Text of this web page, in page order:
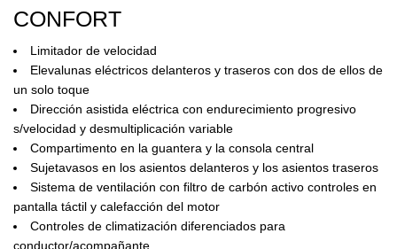
CONFORT
Limitador de velocidad
Elevalunas eléctricos delanteros y traseros con dos de ellos de
un solo toque
Dirección asistida eléctrica con endurecimiento progresivo
s/velocidad y desmultiplicación variable
Compartimento en la guantera y la consola central
Sujetavasos en los asientos delanteros y los asientos traseros
Sistema de ventilación con filtro de carbón activo controles en
pantalla táctil y calefacción del motor
Controles de climatización diferenciados para
conductor/acompañante